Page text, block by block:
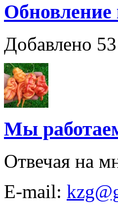
Обновление
Добавлено
Мы
Отвечая на
E-mail: